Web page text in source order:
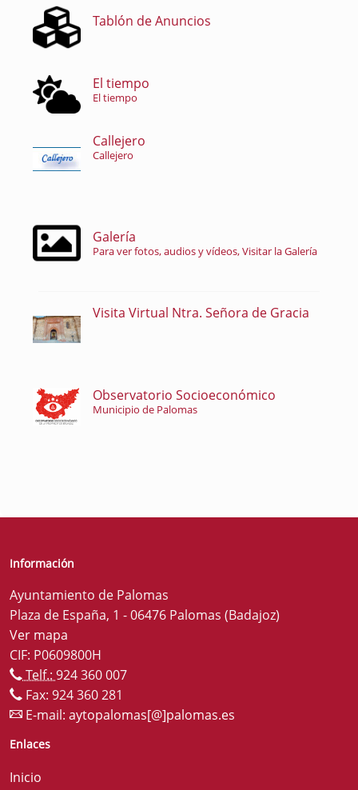
Tablón de Anuncios
El tiempo
El tiempo
Callejero
Callejero
Galería
Para ver fotos, audios y vídeos, Visitar la Galería
Visita Virtual Ntra. Señora de Gracia
Observatorio Socioeconómico
Municipio de Palomas
Información
Ayuntamiento de Palomas
Plaza de España, 1 - 06476 Palomas (Badajoz)
Ver mapa
CIF: P0609800H
Telf.: 924 360 007
Fax: 924 360 281
E-mail: aytopalomas[@]palomas.es
Enlaces
Inicio